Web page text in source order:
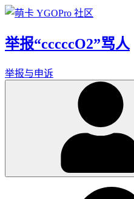
举报“cccccO2”骂人
举报与申诉